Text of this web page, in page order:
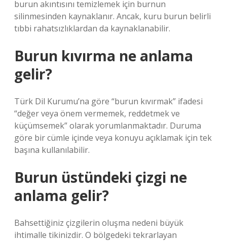
burun akıntısını temizlemek için burnun
silinmesinden kaynaklanır. Ancak, kuru burun belirli
tıbbi rahatsızlıklardan da kaynaklanabilir.
Burun kıvırma ne anlama
gelir?
Türk Dil Kurumu’na göre “burun kıvırmak” ifadesi
“değer veya önem vermemek, reddetmek ve
küçümsemek” olarak yorumlanmaktadır. Duruma
göre bir cümle içinde veya konuyu açıklamak için tek
başına kullanılabilir.
Burun üstündeki çizgi ne
anlama gelir?
Bahsettiğiniz çizgilerin oluşma nedeni büyük
ihtimalle tikinizdir. O bölgedeki tekrarlayan